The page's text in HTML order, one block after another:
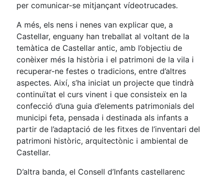
per comunicar-se mitjançant vídeotrucades.
A més, els nens i nenes van explicar que, a
Castellar, enguany han treballat al voltant de la
temàtica de Castellar antic, amb l’objectiu de
conèixer més la història i el patrimoni de la vila i
recuperar-ne festes o tradicions, entre d’altres
aspectes. Així, s’ha iniciat un projecte que tindrà
continuïtat el curs vinent i que consisteix en la
confecció d’una guia d’elements patrimonials del
municipi feta, pensada i destinada als infants a
partir de l’adaptació de les fitxes de l’inventari del
patrimoni històric, arquitectònic i ambiental de
Castellar.
D’altra banda, el Consell d’Infants castellarenc